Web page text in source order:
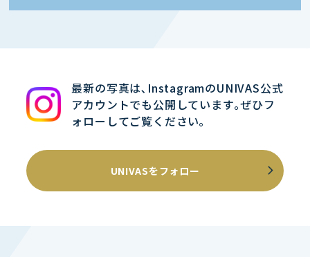
最新の写真は､InstagramのUNIVAS公式
アカウントでも公開しています｡ぜひフ
ォローしてご覧ください｡
UNIVASをフォロー